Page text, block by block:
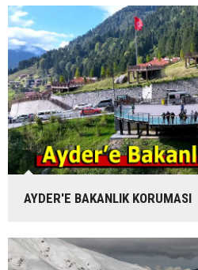
AYDER'E BAKANLIK KORUMASI